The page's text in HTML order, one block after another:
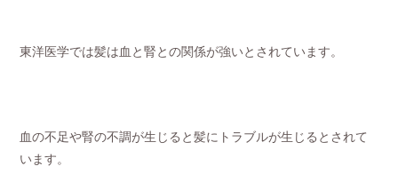
東洋医学では髪は血と腎との関係が強いとされています。
血の不足や腎の不調が生じると髪にトラブルが生じるとされて
います。